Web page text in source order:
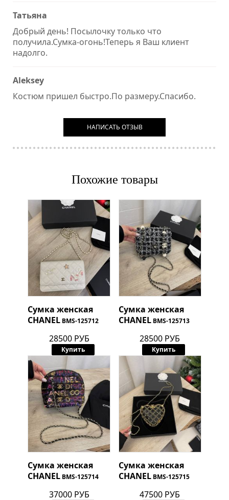
Татьяна
Добрый день! Посылочку только что
получила.Сумка-огонь!Теперь я Ваш клиент
надолго.
Aleksey
Костюм пришел быстро.По размеру.Спасибо.
НАПИСАТЬ ОТЗЫВ
Похожие товары
Сумка женская
CHANEL BMS-125712
28500 РУБ
Купить
Сумка женская
CHANEL BMS-125713
28500 РУБ
Купить
Сумка женская
CHANEL BMS-125714
37000 РУБ
Сумка женская
CHANEL BMS-125715
47500 РУБ